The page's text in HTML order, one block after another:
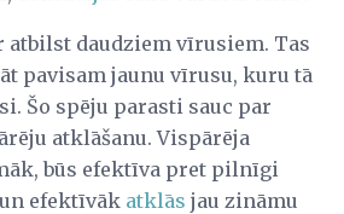
atbilst daudziem vīrusiem. Tas
pavisam jaunu vīrusu, kuru tā
Šo spēju parasti sauc par
atklāšanu. Vispārēja
būs efektīva pret pilnīgi
efektīvāk atklās jau zināmu